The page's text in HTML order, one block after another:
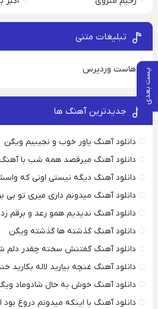
پست بعدی
تبلیغات متنی
هاست وردپرس
جدیدترین آهنگ ها
دانلود آهنگ یاور خوب و نجیبیم ویگن
دانلود آهنگ میرقصد همه شب با
دانلود آهنگ دیگه نیستی اونی که
دانلود آهنگ میدونم داری میری تو بی
دانلود آهنگ ندیدیم همو رعد و برقم زد
دانلود آهنگ گذشته ها گذشته ویگن
دانلود آهنگ گفتنش سخته چقدر دلم
دانلود آهنگ غنچه بیارید لاله بکارید
دانلود آهنگ خوش به حال شادوماد
دانلود آهنگ با اینکه میدونم دروغ